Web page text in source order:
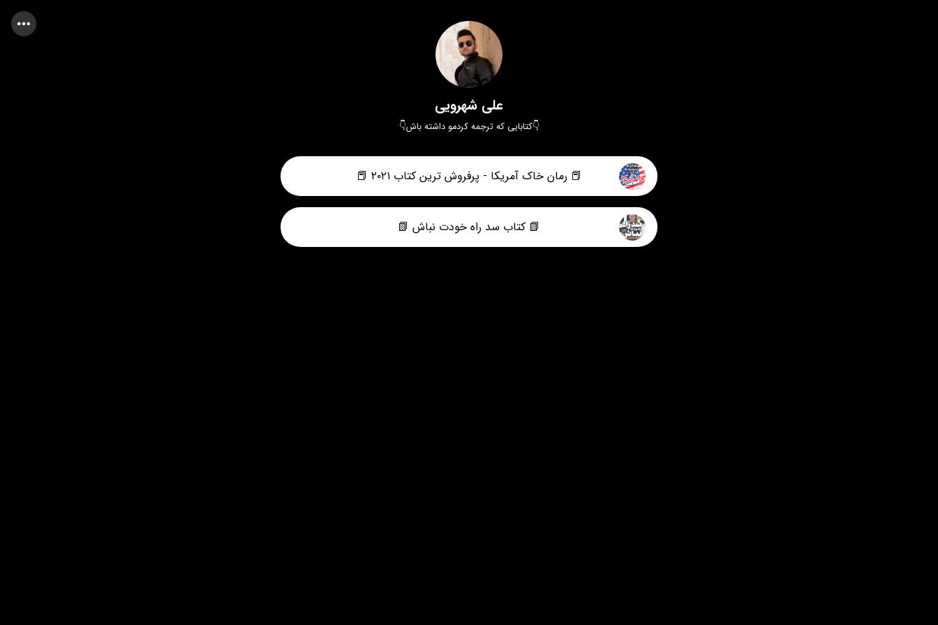
علی شهرویی
👇کتابایی که ترجمه کردمو داشته باش👇
📕 رمان خاک آمریکا - پرفروش ترین کتاب ۲۰۲۱ 📕
📗 کتاب سد راه خودت نباش 📗